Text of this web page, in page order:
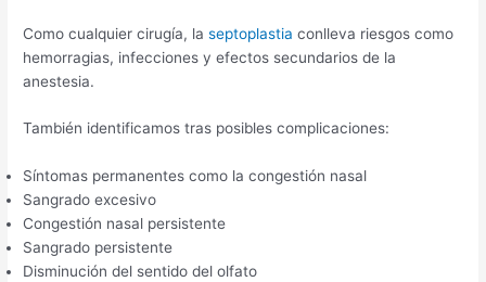
Como cualquier cirugía, laseptoplastiaconlleva riesgos como
hemorragias, infecciones y efectos secundarios de la
anestesia.
También identificamos tras posibles complicaciones:
Síntomas permanentes como la congestión nasal
Sangrado excesivo
Congestión nasal persistente
Sangrado persistente
Disminución del sentido del olfato